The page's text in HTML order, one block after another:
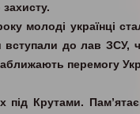
молоді українці
вступали до лав ЗСУ,
перемогу
під Крутами.